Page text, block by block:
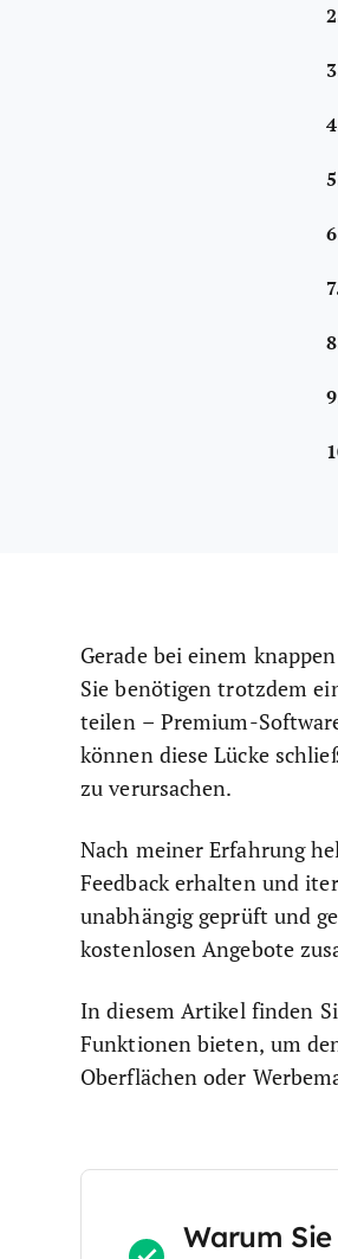
Gerade bei einem
Sie benötigen trotzdem
teilen – Premium-
können diese Lücke
zu verursachen.
Nach meiner Erfahrung
Feedback erhalten und
unabhängig geprüft und
kostenlosen Angebote
In diesem Artikel finden
Funktionen bieten, um
Oberflächen oder
Warum